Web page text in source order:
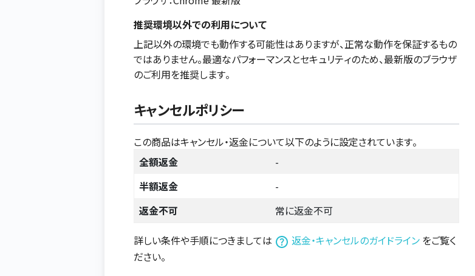
推奨環境以外での利用について
上記以外の環境でも動作する可能性はありますが、正常な動作を保証するもの
ではありません。最適なパフォーマンスとセキュリティのため、最新版のブラウザ
のご利用を推奨します。
キャンセルポリシー
この商品はキャンセル・返金について以下のように設定されています。
全額返金
-
半額返金
-
返金不可
常に返金不可
詳しい条件や手順につきましては 返金・キャンセルのガイドライン をご覧く
ださい。